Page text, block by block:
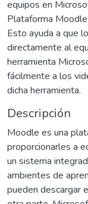
equipos en
Plataforma
Esto ayuda a que
directamente al
herramienta
fácilmente a los
dicha herramienta.
Descripción
Moodle es una
proporcionarles a
un sistema
ambientes de
pueden descargar